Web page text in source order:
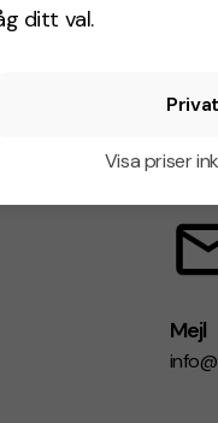
ditt val.
Privat
Visa priser
Mejl